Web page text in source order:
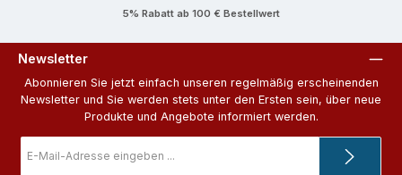
5% Rabatt ab 100 € Bestellwert
Newsletter
Abonnieren Sie jetzt einfach unseren regelmäßig erscheinenden
Newsletter und Sie werden stets unter den Ersten sein, über neue
Produkte und Angebote informiert werden.
Mail-